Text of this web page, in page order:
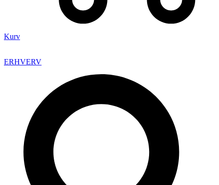
Kurv
ERHVERV